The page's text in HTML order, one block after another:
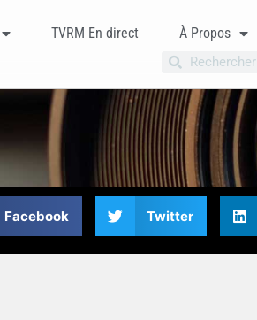
TVRM En direct À Propos
Facebook Twitter